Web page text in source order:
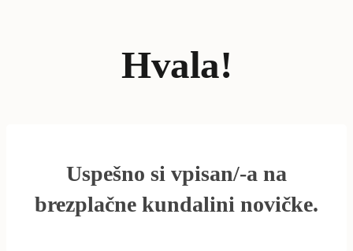
Hvala!
Uspešno si vpisan/-a na
brezplačne kundalini novičke.